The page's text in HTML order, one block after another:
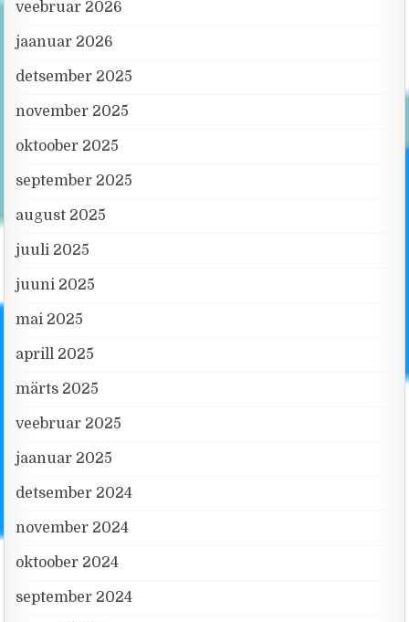
veebruar 2026
jaanuar 2026
detsember 2025
november 2025
oktoober 2025
september 2025
august 2025
juuli 2025
juuni 2025
mai 2025
aprill 2025
märts 2025
veebruar 2025
jaanuar 2025
detsember 2024
november 2024
oktoober 2024
september 2024